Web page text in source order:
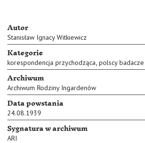
Autor
Stanisław Ignacy Witkiewicz
Kategorie
korespondencja przychodząca, polscy
Archiwum
Archiwum Rodziny Ingardenów
Data powstania
24.08.1939
Sygnatura w archiwum
ARI